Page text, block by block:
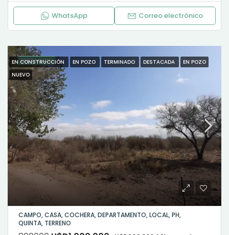
WhatsApp Correo electrónico
DESTACADO
EN CONSTRUCCIÓN EN POZO TERMINADO DESTACADA
EN POZO
NUEVO
CAMPO, CASA, COCHERA, DEPARTAMENTO, LOCAL, PH,
QUINTA, TERRENO